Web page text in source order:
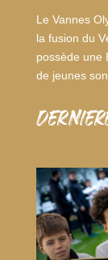
Le Vannes
la fusion du
possède une
de jeunes